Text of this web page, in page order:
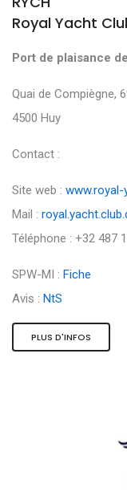
Royal Yacht
Port de plaisance
Quai de Compiègne,
4500 Huy
Contact :
Site web :
Mail :
Téléphone : +32 487
SPW-MI : Fiche
Avis : NtS
PLUS D'INFOS